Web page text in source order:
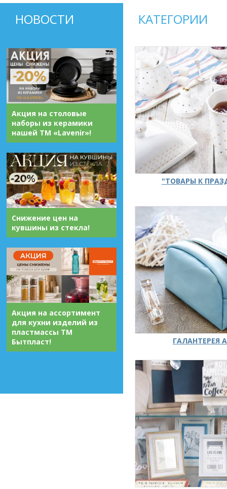
НОВОСТИ
Акция на столовые
наборы из керамики
нашей ТМ «Lavenir»!
Снижение цен на
кувшины из стекла!
Акция на ассортимент
для кухни изделий из
пластмассы ТМ
Бытпласт!
КАТЕГОРИИ
"ТОВАРЫ К
ГАЛАНТЕРЕЯ